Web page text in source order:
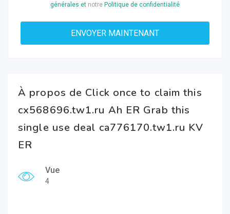
générales et notre Politique de confidentialité
À propos de Click once to claim this
cx568696.tw1.ru Ah ER Grab this
single use deal ca776170.tw1.ru KV
ER
Vue
4